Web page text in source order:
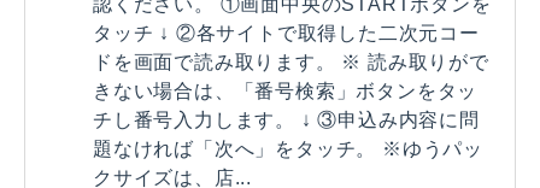
タッチ ↓ ②各サイトで取得した二次元コー
ドを画面で読み取ります。 ※ 読み取りがで
きない場合は、「番号検索」ボタンをタッ
チし番号入力します。 ↓ ③申込み内容に問
題なければ「次へ」をタッチ。 ※ゆうパッ
クサイズは、店...